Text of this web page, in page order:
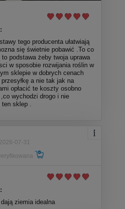
tego producenta ułatwiają
się świetnie pobawić .To co
podstawa żeby twoja uprawa
w sposobie rozwijania roślin w
sklepie w dobrych cenach
a nie tak jak na
opłacić te koszty osobno
wychodzi drogo i nie
ten sklep .
07-31
ziemia idealna